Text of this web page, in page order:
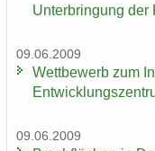
Un­ter­brin­gung der
09.06.2009
Wett­be­werb zum
09.06.2009